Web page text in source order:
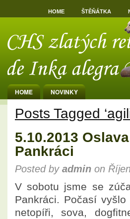
HOME ŠTĚŇÁTKA
HOME NOVINKY
Posts Tagged
5.10.2013
Pankráci
Posted by admin on
V sobotu jsme se
Pankráci. Počasí
netopíři, sova,